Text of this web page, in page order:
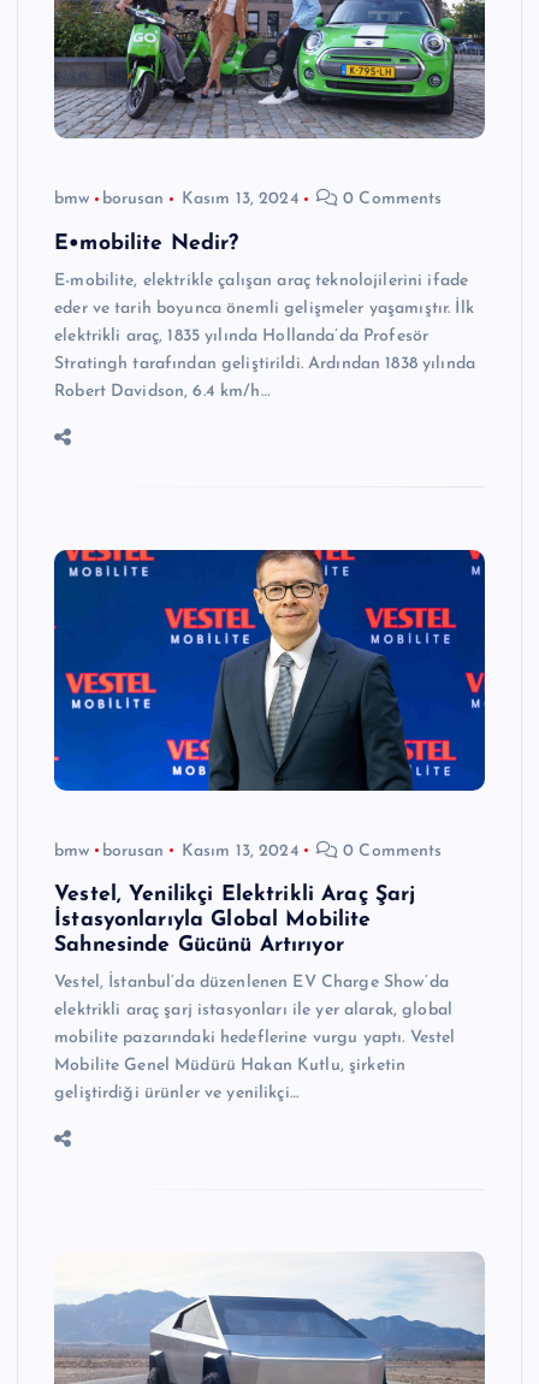
bmw borusan Kasım 13, 2024 0 Comments
E•mobilite Nedir?
E-mobilite, elektrikle çalışan araç teknolojilerini ifade
eder ve tarih boyunca önemli gelişmeler yaşamıştır. İlk
elektrikli araç, 1835 yılında Hollanda’da Profesör
Stratingh tarafından geliştirildi. Ardından 1838 yılında
Robert Davidson, 6.4 km/h…
bmw borusan Kasım 13, 2024 0 Comments
Vestel, Yenilikçi Elektrikli Araç Şarj
İstasyonlarıyla Global Mobilite
Sahnesinde Gücünü Artırıyor
Vestel, İstanbul’da düzenlenen EV Charge Show’da
elektrikli araç şarj istasyonları ile yer alarak, global
mobilite pazarındaki hedeflerine vurgu yaptı. Vestel
Mobilite Genel Müdürü Hakan Kutlu, şirketin
geliştirdiği ürünler ve yenilikçi…